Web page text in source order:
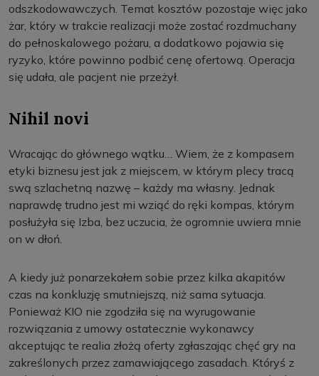
odszkodowawczych. Temat kosztów pozostaje więc jako
żar, który w trakcie realizacji może zostać rozdmuchany
do pełnoskalowego pożaru, a dodatkowo pojawia się
ryzyko, które powinno podbić cenę ofertową. Operacja
się udała, ale pacjent nie przeżył.
Nihil novi
Wracając do głównego wątku… Wiem, że z kompasem
etyki biznesu jest jak z miejscem, w którym plecy tracą
swą szlachetną nazwę – każdy ma własny. Jednak
naprawdę trudno jest mi wziąć do ręki kompas, którym
posłużyła się Izba, bez uczucia, że ogromnie uwiera mnie
on w dłoń.
A kiedy już ponarzekałem sobie przez kilka akapitów
czas na konkluzję smutniejszą, niż sama sytuacja.
Ponieważ KIO nie zgodziła się na wyrugowanie
rozwiązania z umowy ostatecznie wykonawcy
akceptując te realia złożą oferty zgłaszając chęć gry na
zakreślonych przez zamawiającego zasadach. Któryś z